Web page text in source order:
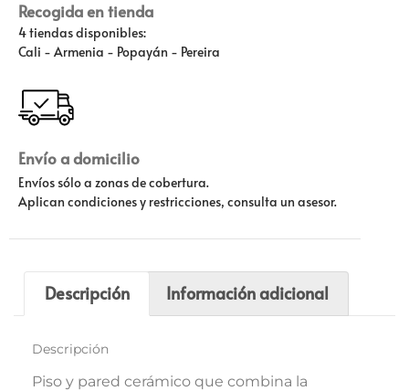
Recogida en tienda
4 tiendas disponibles:
Cali - Armenia - Popayán - Pereira
Envío a domicilio
Envíos sólo a zonas de cobertura.
Aplican condiciones y restricciones, consulta un asesor.
Descripción Información adicional
Descripción
Piso y pared cerámico que combina la